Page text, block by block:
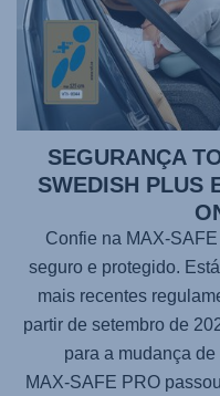
SEGURANÇA
SWEDISH PLUS
Confie na MAX-
seguro e protegido.
mais recentes
partir de setembro de
para a mudança
MAX-SAFE PRO